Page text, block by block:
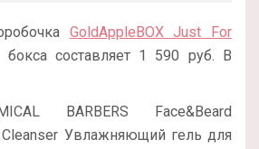
GoldAppleBOX Just For
бокса составляет 1 590 руб. В
BARBERS Face&Beard
Увлажняющий гель для